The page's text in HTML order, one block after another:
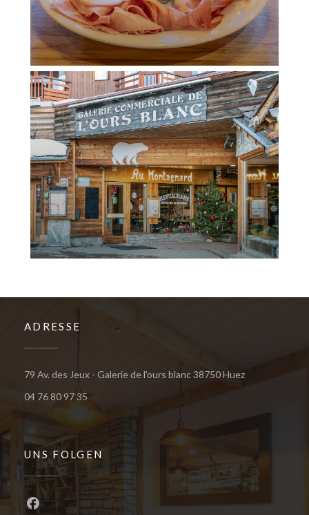
ADRESSE
79 Av. des Jeux - Galerie de l'ours blanc 38750 Huez((öffnet ein
04 76 80 97 35
UNS FOLGEN